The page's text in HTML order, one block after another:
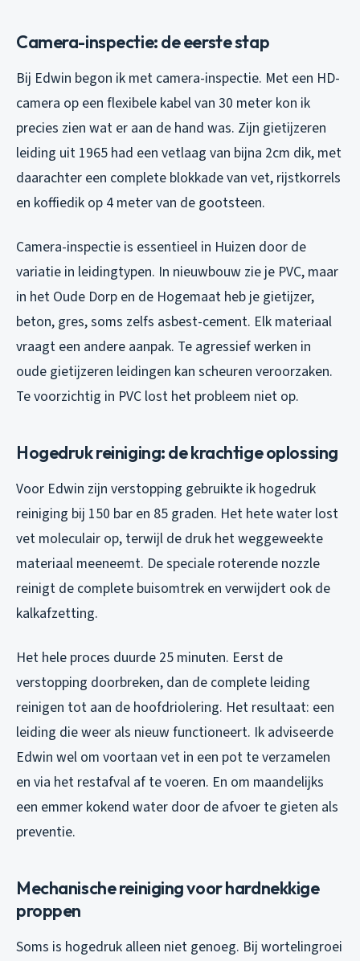
Camera-inspectie: de eerste stap
Bij Edwin begon ik met camera-inspectie. Met een HD-
camera op een flexibele kabel van 30 meter kon ik
precies zien wat er aan de hand was. Zijn gietijzeren
leiding uit 1965 had een vetlaag van bijna 2cm dik, met
daarachter een complete blokkade van vet, rijstkorrels
en koffiedik op 4 meter van de gootsteen.
Camera-inspectie is essentieel in Huizen door de
variatie in leidingtypen. In nieuwbouw zie je PVC, maar
in het Oude Dorp en de Hogemaat heb je gietijzer,
beton, gres, soms zelfs asbest-cement. Elk materiaal
vraagt een andere aanpak. Te agressief werken in
oude gietijzeren leidingen kan scheuren veroorzaken.
Te voorzichtig in PVC lost het probleem niet op.
Hogedruk reiniging: de krachtige oplossing
Voor Edwin zijn verstopping gebruikte ik hogedruk
reiniging bij 150 bar en 85 graden. Het hete water lost
vet moleculair op, terwijl de druk het weggeweekte
materiaal meeneemt. De speciale roterende nozzle
reinigt de complete buisomtrek en verwijdert ook de
kalkafzetting.
Het hele proces duurde 25 minuten. Eerst de
verstopping doorbreken, dan de complete leiding
reinigen tot aan de hoofdriolering. Het resultaat: een
leiding die weer als nieuw functioneert. Ik adviseerde
Edwin wel om voortaan vet in een pot te verzamelen
en via het restafval af te voeren. En om maandelijks
een emmer kokend water door de afvoer te gieten als
preventie.
Mechanische reiniging voor hardnekkige
proppen
Soms is hogedruk alleen niet genoeg. Bij wortelingroei